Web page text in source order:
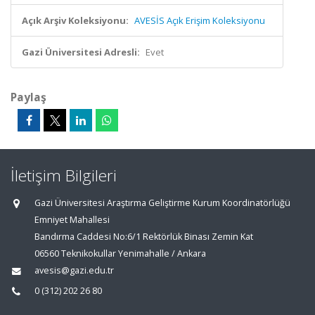
Açık Arşiv Koleksiyonu: AVESİS Açık Erişim Koleksiyonu
Gazi Üniversitesi Adresli: Evet
Paylaş
İletişim Bilgileri
Gazi Üniversitesi Araştırma Geliştirme Kurum Koordinatörlüğü
Emniyet Mahallesi
Bandırma Caddesi No:6/1 Rektörlük Binası Zemin Kat
06560 Teknikokullar Yenimahalle / Ankara
avesis@gazi.edu.tr
0 (312) 202 26 80